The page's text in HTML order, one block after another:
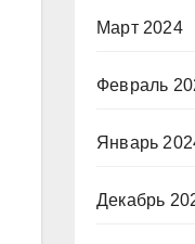
Март 2024
Февраль
Январь
Декабрь